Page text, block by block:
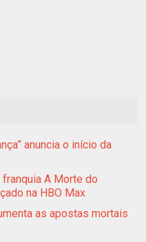
anuncia o início da
A Morte do
na HBO Max
as apostas mortais